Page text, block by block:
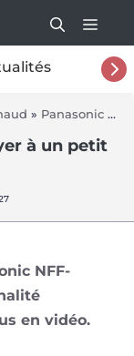
» Panasonic NF-CC600
à un petit
NFF-
en vidéo.